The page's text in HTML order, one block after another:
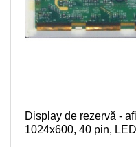
Display de rezervă -
1024x600, 40 pin,